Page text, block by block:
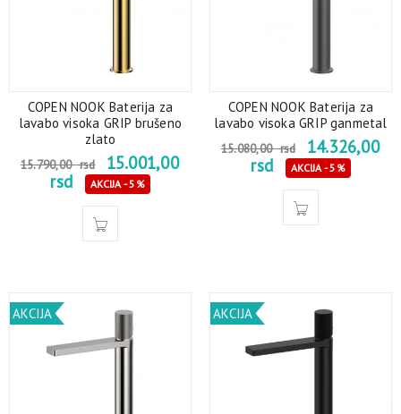
COPEN NOOK Baterija za
lavabo visoka GRIP brušeno
zlato
15.790,00rsd
15.001,00
rsd
AKCIJA - 5%
COPEN NOOK Baterija za
lavabo visoka GRIP ganmetal
15.080,00rsd
14.326,00
rsd
AKCIJA - 5%
AKCIJA AKCIJA